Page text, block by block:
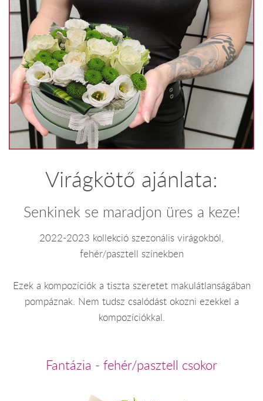
Virágkötő ajánlata:
Senkinek se maradjon üres a keze!
2022-2023 kollekció szezonális virágokból,
fehér/pasztell színekben
Ezek a kompozíciók a tiszta szeretet makulátlanságában
pompáznak. Nem tudsz csalódást okozni ezekkel a
kompozíciókkal.
Fantázia - fehér/pasztell csokor